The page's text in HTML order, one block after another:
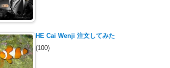
HE Cai Wenji 注文してみた
(100)